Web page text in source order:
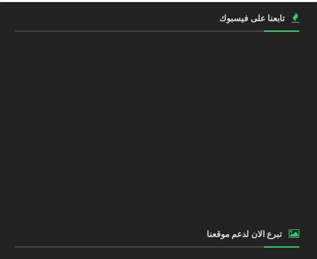
تابعنا على فيسبوك
تبرع الان لدعم موقعنا